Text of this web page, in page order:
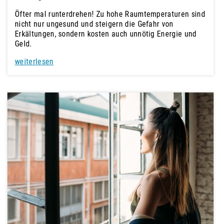
Öfter mal runterdrehen! Zu hohe Raumtemperaturen sind
nicht nur ungesund und steigern die Gefahr von
Erkältungen, sondern kosten auch unnötig Energie und
Geld.
weiterlesen